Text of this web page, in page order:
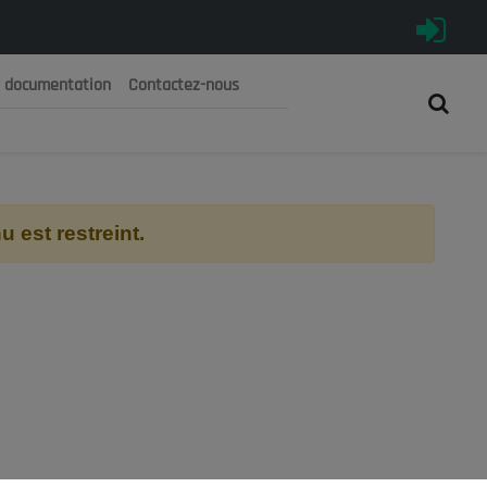
الجزائرية الديمقراطية الشعبية
documentation Contactez-nous
est restreint.